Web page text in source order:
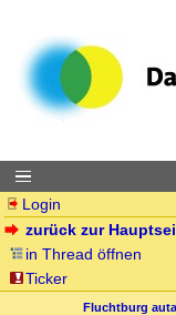
Login
zurück zur
in Thread öffnen
Ticker
Fluchtburg